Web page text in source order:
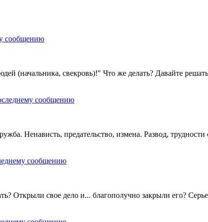
свекровь)!" Что же делать? Давайте
Ненависть, предательство, измена. Развод,
Открыли свое дело и... благополучно закрыли его?